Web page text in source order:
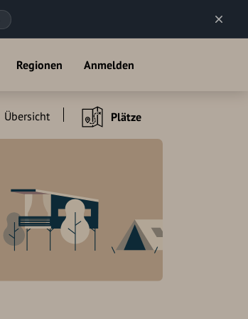
Regionen Anmelden
Übersicht Plätze